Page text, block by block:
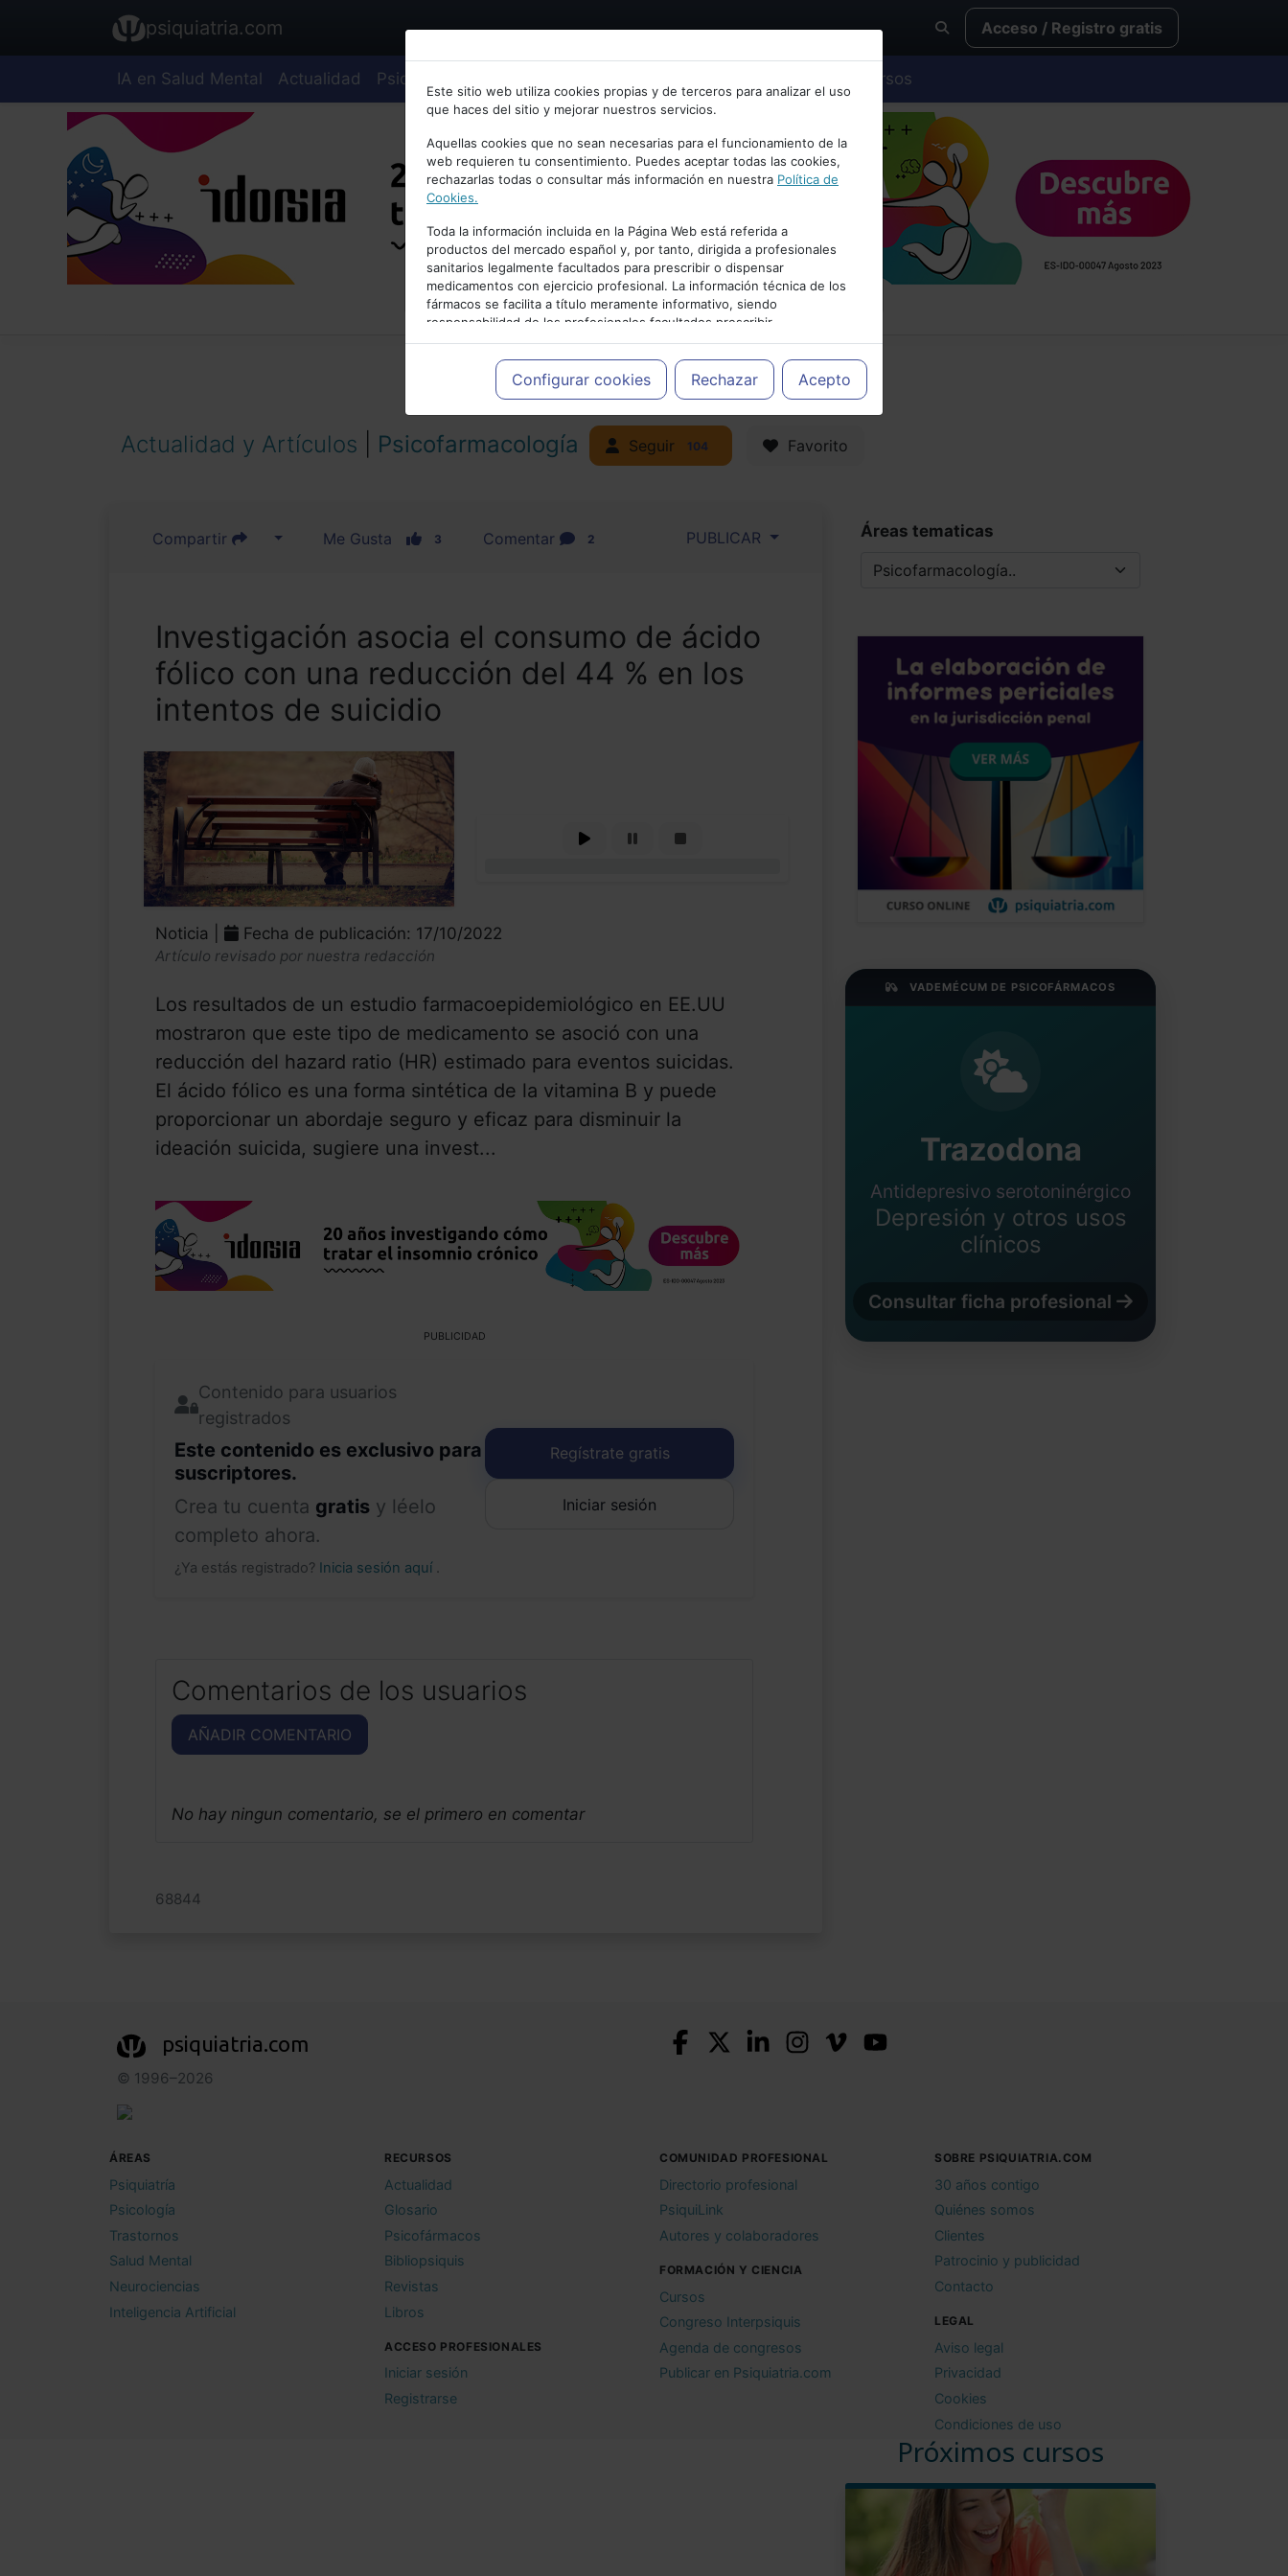
Bienvenid@ a psiquiatria.com
Escribe tu Email
Accede o regístrate con tu email.
Cancelar
psiquiatria.com Acceso / Registro gratis
IA en Salud Mental Actualidad Psiquiatría Cursos
Este sitio web utiliza cookies propias y de terceros para analizar el uso
que haces del sitio y mejorar nuestros servicios.
Aquellas cookies que no sean necesarias para el funcionamiento de la
web requieren tu consentimiento. Puedes aceptar todas las cookies,
rechazarlas todas o consultar más información en nuestra Política de
Cookies.
Toda la información incluida en la Página Web está referida a
productos del mercado español y, por tanto, dirigida a profesionales
sanitarios legalmente facultados para prescribir o dispensar
medicamentos con ejercicio profesional. La información técnica de los
fármacos se facilita a título meramente informativo, siendo
responsabilidad de los profesionales facultados prescribir
medicamentos y decidir, en cada caso concreto, el tratamiento más
adecuado a las necesidades del paciente.
Configurar cookies Rechazar Acepto
PUBLICIDAD
Actualidad y Artículos Psicofarmacología Seguir 104 Favorito
Compartir Me Gusta 3 Comentar 2 PUBLICAR
Investigación asocia el consumo de ácido
fólico con una reducción del 44 % en los
intentos de suicidio
Noticia | Fecha de publicación: 17/10/2022
Artículo revisado por nuestra redacción
Los resultados de un estudio farmacoepidemiológico en EE.UU
mostraron que este tipo de medicamento se asoció con una
reducción del hazard ratio (HR) estimado para eventos suicidas.
El ácido fólico es una forma sintética de la vitamina B y puede
proporcionar un abordaje seguro y eficaz para disminuir la
ideación suicida, sugiere una invest...
PUBLICIDAD
Contenido para usuarios
registrados
Este contenido es exclusivo para
suscriptores.
Crea tu cuenta gratis y léelo
completo ahora.
¿Ya estás registrado? Inicia sesión aquí .
Regístrate gratis
Iniciar sesión
Comentarios de los usuarios
AÑADIR COMENTARIO
No hay ningun comentario, se el primero en comentar
68844
Áreas tematicas
VADEMÉCUM DE PSICOFÁRMACOS
Trazodona
Antidepresivo serotoninérgico
Depresión y otros usos
clínicos
Consultar ficha profesional
Próximos cursos
psiquiatria.com
© 1996–2026
ÁREAS
Psiquiatría
Psicología
Trastornos
Salud Mental
Neurociencias
Inteligencia Artificial
RECURSOS
Actualidad
Glosario
Psicofármacos
Bibliopsiquis
Revistas
Libros
ACCESO PROFESIONALES
Iniciar sesión
Registrarse
COMUNIDAD PROFESIONAL
Directorio profesional
PsiquiLink
Autores y colaboradores
FORMACIÓN Y CIENCIA
Cursos
Congreso Interpsiquis
Agenda de congresos
Publicar en Psiquiatria.com
SOBRE PSIQUIATRIA.COM
30 años contigo
Quiénes somos
Clientes
Patrocinio y publicidad
Contacto
LEGAL
Aviso legal
Privacidad
Cookies
Condiciones de uso